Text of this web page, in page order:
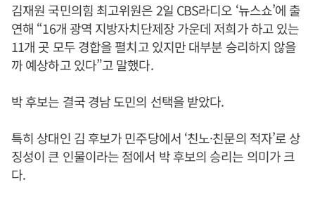
김재원 국민의힘 최고위원은 2일 CBS라디오 ‘뉴스쇼’에 출
연해 “16개 광역 지방자치단제장 가운데 저희가 하고 있는
11개 곳 모두 경합을 펼치고 있지만 대부분 승리하지 않을
까 예상하고 있다”고 말했다.
박 후보는 결국 경남 도민의 선택을 받았다.
특히 상대인 김 후보가 민주당에서 ‘친노·친문의 적자’로 상
징성이 큰 인물이라는 점에서 박 후보의 승리는 의미가 크
다.